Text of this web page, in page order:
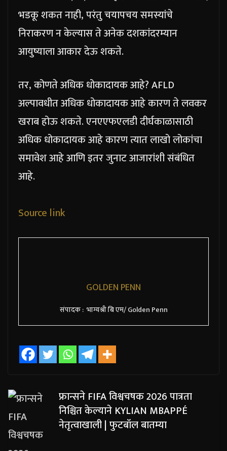
भडकू शकत नाही, परंतु चयापचय समस्यांचे
निराकरण न केल्यास ते अनेक दशकांदरम्यान
आयुष्याला आकार देऊ शकते.
तर, कोणते अधिक धोकादायक आहे? AFLD
अल्पावधीत अधिक धोकादायक आहे कारण ते लवकर
खराब होऊ शकते. एनएएफएलडी दीर्घकाळासाठी
अधिक धोकादायक आहे कारण त्यात लाखो लोकांचा
समावेश आहे आणि इतर जुनाट आजारांशी संबंधित
आहे.
Source link
GOLDEN PENN
संपादक : भाग्यश्री बि एम/ Golden Penn
फ्रान्सने FIFA विश्वचषक 2026 पात्रता
निश्चित केल्याने KYLIAN MBAPPÉ
नेतृत्वाखाली | फुटबॉल बातम्या